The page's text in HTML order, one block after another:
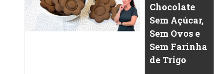
Chocolate
Sem Açúcar,
Sem Ovos e
Sem Farinha
de Trigo